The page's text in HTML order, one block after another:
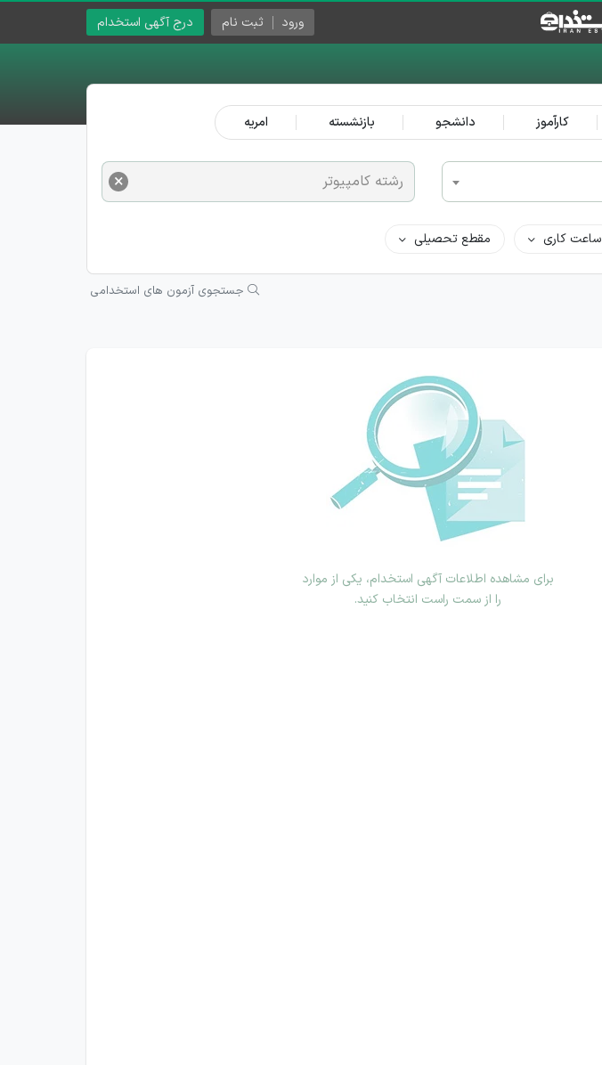
درج آگهی استخدام ورود ثبت نام
کارآموز دانشجو بازنشسته امریه
× رشته کامپیوتر
ساعت کاری مقطع تحصیلی
جستجوی آزمون های استخدامی
برای مشاهده اطلاعات آگهی استخدام، یکی از موارد
را از سمت راست انتخاب کنید.